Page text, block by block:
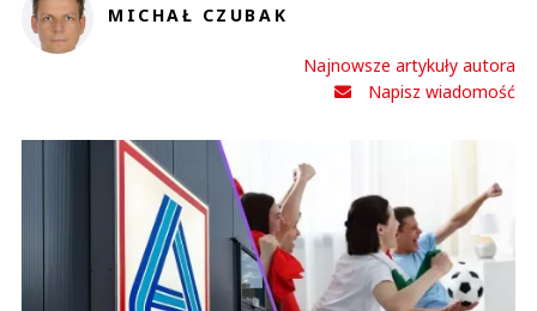
MICHAŁ CZUBAK
Najnowsze artykuły autora
Napisz wiadomość